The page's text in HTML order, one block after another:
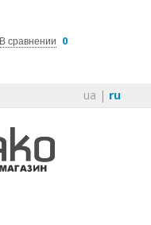
В сравнении 0
ua | ru